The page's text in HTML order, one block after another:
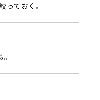
っておく。